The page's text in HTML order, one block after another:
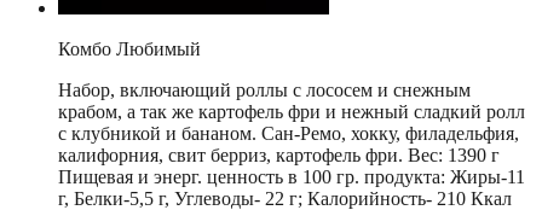
Комбо Любимый
Набор, включающий роллы с лососем и снежным
крабом, а так же картофель фри и нежный сладкий ролл
с клубникой и бананом. Сан-Ремо, хокку, филадельфия,
калифорния, свит берриз, картофель фри. Вес: 1390 г
Пищевая и энерг. ценность в 100 гр. продукта: Жиры-11
г, Белки-5,5 г, Углеводы- 22 г; Калорийность- 210 Ккал